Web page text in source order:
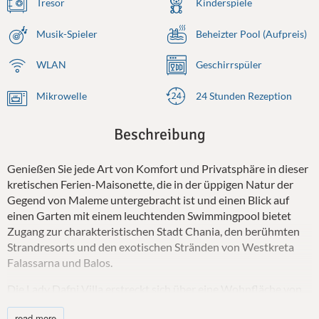
Tresor Kinderspiele
Musik-Spieler Beheizter Pool (Aufpreis)
WLAN Geschirrspüler
Mikrowelle 24 Stunden Rezeption
Beschreibung
Genießen Sie jede Art von Komfort und Privatsphäre in dieser
kretischen Ferien-Maisonette, die in der üppigen Natur der
Gegend von Maleme untergebracht ist und einen Blick auf
einen Garten mit einem leuchtenden Swimmingpool bietet
Zugang zur charakteristischen Stadt Chania, den berühmten
Strandresorts und den exotischen Stränden von Westkreta
Falassarna und Balos.
200 m² inmitten eines eleganten Außenbereichs von mehr als